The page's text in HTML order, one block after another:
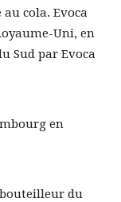
cola. Evoca
Uni, en
Sud par Evoca
en
du